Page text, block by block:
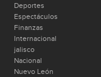
Deportes
Espectáculos
Finanzas
Internacional
jalisco
Nacional
Nuevo León